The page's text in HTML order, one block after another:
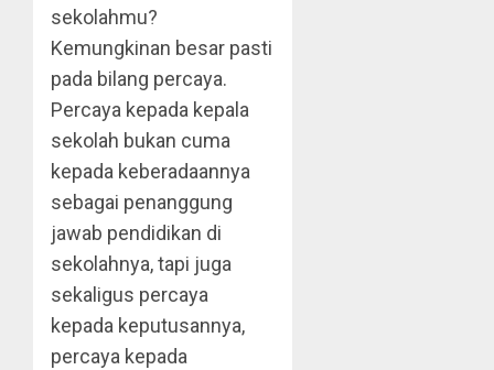
sekolahmu?
Kemungkinan besar pasti
pada bilang percaya.
Percaya kepada kepala
sekolah bukan cuma
kepada keberadaannya
sebagai penanggung
jawab pendidikan di
sekolahnya, tapi juga
sekaligus percaya
kepada keputusannya,
percaya kepada